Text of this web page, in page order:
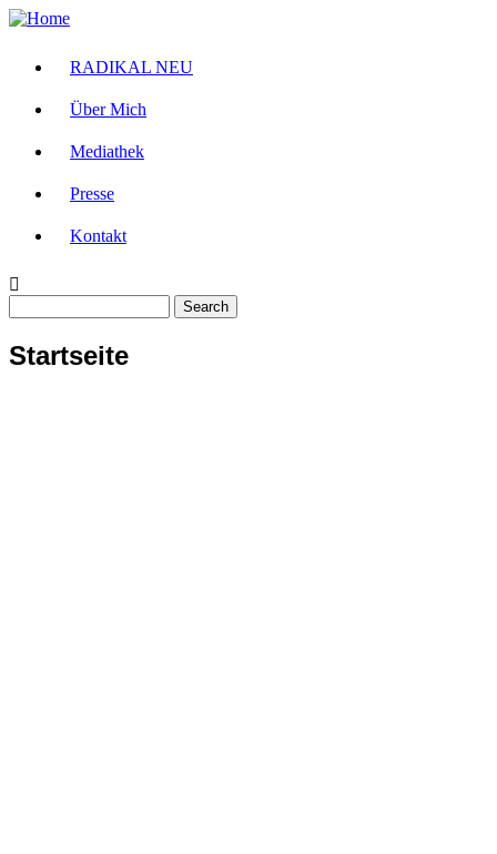
Skip
navigation
RADIKAL NEU
Über Mich
Mediathek
Presse
Kontakt
Startseite